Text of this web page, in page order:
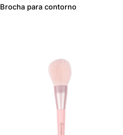
Brocha para contorno